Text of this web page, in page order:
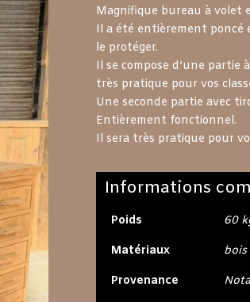
Magnifique bureau à volet
Il a été entièrement poncé
le protéger.
Il se compose d’une partie
très pratique pour vos
Une seconde partie avec
Entièrement fonctionnel.
Il sera très pratique pour
Informations
Poids
60
Matériaux
bois
Provenance